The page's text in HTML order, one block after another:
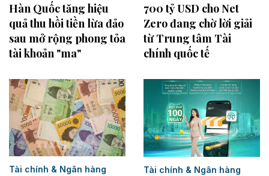
Hàn Quốc tăng hiệu
quả thu hồi tiền lừa đảo
sau mở rộng phong tỏa
tài khoản "ma"
700 tỷ USD cho Net
Zero đang chờ lời giải
từ Trung tâm Tài
chính quốc tế
Tài chính & Ngân hàng Tài chính & Ngân hàng